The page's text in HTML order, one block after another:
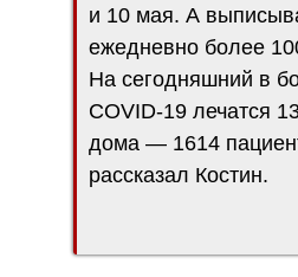
и 10 мая. А
ежедневно более
На сегодняшний в
COVID-19 лечатся
дома — 1614
рассказал Костин.